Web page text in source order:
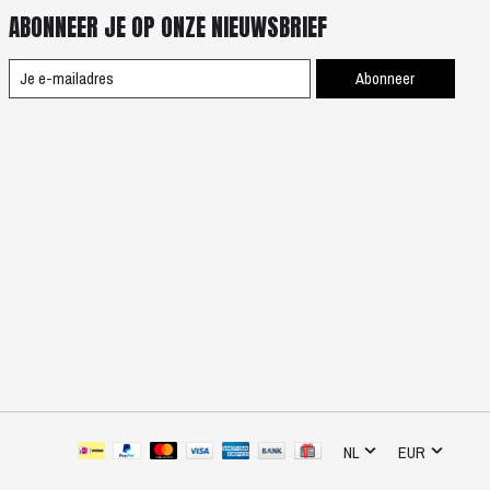
ABONNEER JE OP ONZE NIEUWSBRIEF
Abonneer
NL EUR